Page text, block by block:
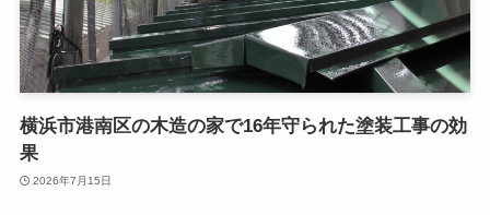
横浜市港南区の木造の家で16年守られた塗装工事の効
果
2026年7月15日